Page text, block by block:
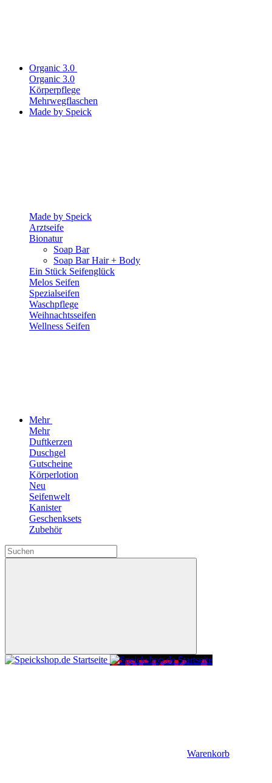
Organic 3.0
Organic 3.0
Körperpflege
Mehrwegflaschen
Made by Speick
Made by Speick
Arztseife
Bionatur
Soap Bar
Soap Bar Hair + Body
Ein Stück Seifenglück
Melos Seifen
Spezialseifen
Waschpflege
Weihnachtsseifen
Wellness Seifen
Mehr
Mehr
Duftkerzen
Duschgel
Gutscheine
Körperlotion
Neu
Seifenwelt
Kanister
Geschenksets
Zubehör
Warenkorb